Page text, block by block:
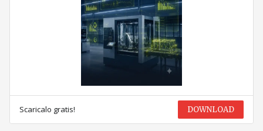
Scaricalo gratis! DOWNLOAD